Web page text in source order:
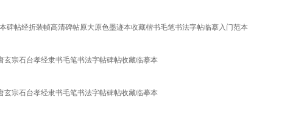
碑帖经折装帧高清碑帖原大原色墨迹本收藏楷书毛笔书法字帖临摹入门范本
宗石台孝经隶书毛笔书法字帖碑帖收藏临摹本
宗石台孝经隶书毛笔书法字帖碑帖收藏临摹本